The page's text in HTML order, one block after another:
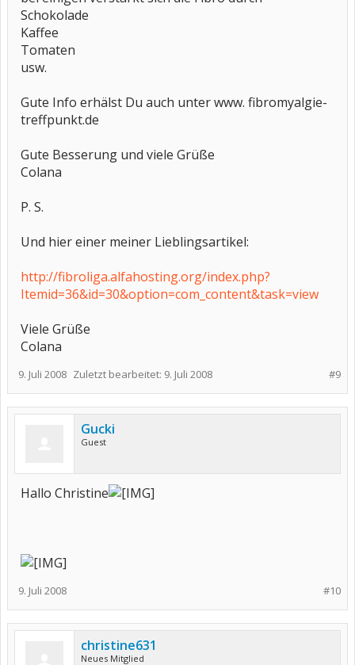
Schokolade
Kaffee
Tomaten
usw.
Gute Info erhälst Du auch unter www. fibromyalgie-
treffpunkt.de
Gute Besserung und viele Grüße
Colana
P. S.
Und hier einer meiner Lieblingsartikel:
http://fibroliga.alfahosting.org/index.php?
Itemid=36&id=30&option=com_content&task=view
Viele Grüße
Colana
#9
9. Juli 2008 Zuletzt bearbeitet: 9. Juli 2008
Gucki
Guest
Hallo Christine
#10
9. Juli 2008
christine631
Neues Mitglied